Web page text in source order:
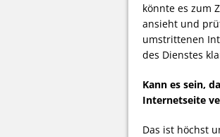
könnte es zum
ansieht und
umstrittenen
des Dienstes
Kann es sein,
Internetseite
Das ist höchst